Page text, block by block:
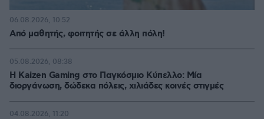
Από μαθητής, φοιτητής σε άλλη πόλη!
06.08.2026, 10:52
H Kaizen Gaming στο Παγκόσμιο Kύπελλο: Μία
διοργάνωση, δώδεκα πόλεις, χιλιάδες κοινές στιγμές
05.08.2026, 08:38
04.08.2026, 11:20